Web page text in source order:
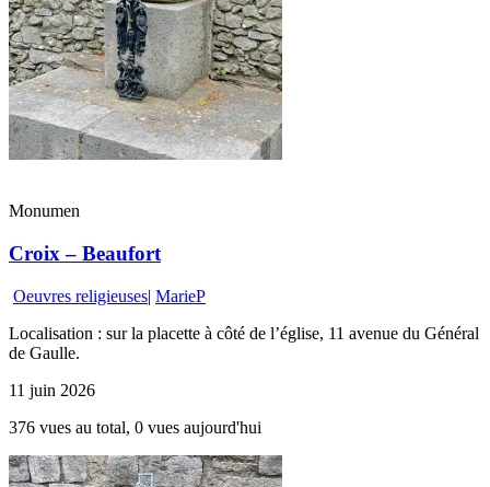
Monumen
Croix – Beaufort
Oeuvres religieuses| MarieP
Localisation : sur la placette à côté de l’église, 11 avenue du Général
de Gaulle.
11 juin 2026
376 vues au total, 0 vues aujourd'hui